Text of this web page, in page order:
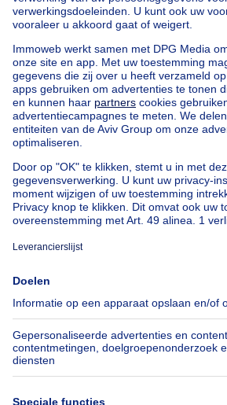
Onze huizen buiten BelgiëHuis te
Huis te koop Spanje
Huis te
Huis te koop Luxemburg
Huis te
Goedkoop vastgoedGoedkoop
Goedkope appartementen
Onze huurwoningen met
Appartement te koop met 3
Huis te koop met 3
Huis te koop met 3
Over
Immoweb
Pers
Jobs
Axel Springer Group
SeLoger.com
Immowelt.de
Tools
Belfius